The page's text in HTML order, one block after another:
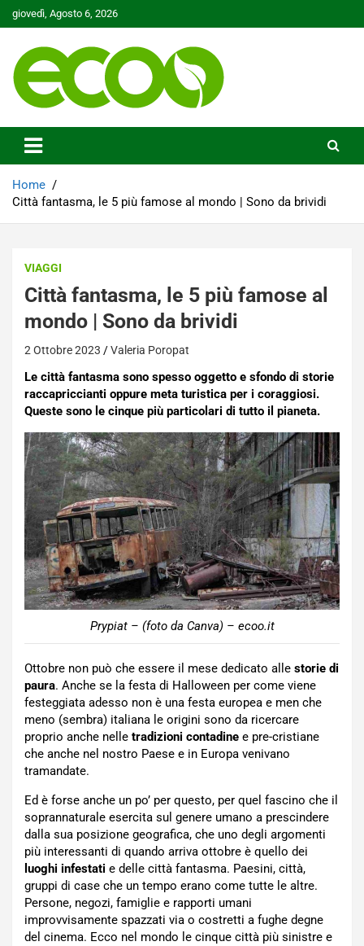
Skip
to
giovedì, Agosto 6, 2026
Ecoo.it
Home
Città fantasma, le 5 più famose al mondo | Sono da brividi
VIAGGI
Città fantasma, le 5 più famose al
mondo | Sono da brividi
2 Ottobre 2023 Valeria Poropat
Le città fantasma sono spesso oggetto e sfondo di storie
raccapriccianti oppure meta turistica per i coraggiosi.
Queste sono le cinque più particolari di tutto il pianeta.
Prypiat – (foto da Canva) – ecoo.it
Ottobre non può che essere il mese dedicato alle storie di
paura. Anche se la festa di Halloween per come viene
festeggiata adesso non è una festa europea e men che
meno (sembra) italiana le origini sono da ricercare
proprio anche nelle tradizioni contadine e pre-cristiane
che anche nel nostro Paese e in Europa venivano
tramandate.
Ed è forse anche un po’ per questo, per quel fascino che il
soprannaturale esercita sul genere umano a prescindere
dalla sua posizione geografica, che uno degli argomenti
più interessanti di quando arriva ottobre è quello dei
luoghi infestati e delle città fantasma. Paesini, città,
gruppi di case che un tempo erano come tutte le altre.
Persone, negozi, famiglie e rapporti umani
improvvisamente spazzati via o costretti a fughe degne
del cinema. Ecco nel mondo le cinque città più sinistre e